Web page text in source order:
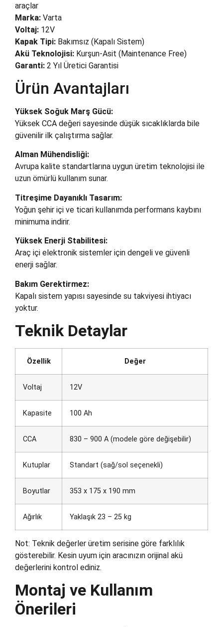
araçlar
Marka: Varta
Voltaj: 12V
Kapak Tipi: Bakımsız (Kapalı Sistem)
Akü Teknolojisi: Kurşun-Asit (Maintenance Free)
Garanti: 2 Yıl Üretici Garantisi
Ürün Avantajları
Yüksek Soğuk Marş Gücü:
Yüksek CCA değeri sayesinde düşük sıcaklıklarda bile
güvenilir ilk çalıştırma sağlar.
Alman Mühendisliği:
Avrupa kalite standartlarına uygun üretim teknolojisi ile
uzun ömürlü kullanım sunar.
Titreşime Dayanıklı Tasarım:
Yoğun şehir içi ve ticari kullanımda performans kaybını
minimuma indirir.
Yüksek Enerji Stabilitesi:
Araç içi elektronik sistemler için dengeli ve güvenli
enerji sağlar.
Bakım Gerektirmez:
Kapalı sistem yapısı sayesinde su takviyesi ihtiyacı
yoktur.
Teknik Detaylar
Özellik Değer
Voltaj 12V
Kapasite 100 Ah
CCA 830 – 900 A (modele göre değişebilir)
Kutuplar Standart (sağ/sol seçenekli)
Boyutlar 353 x 175 x 190 mm
Ağırlık Yaklaşık 23 – 25 kg
Not: Teknik değerler üretim serisine göre farklılık
gösterebilir. Kesin uyum için aracınızın orijinal akü
değerlerini kontrol ediniz.
Montaj ve Kullanım
Önerileri